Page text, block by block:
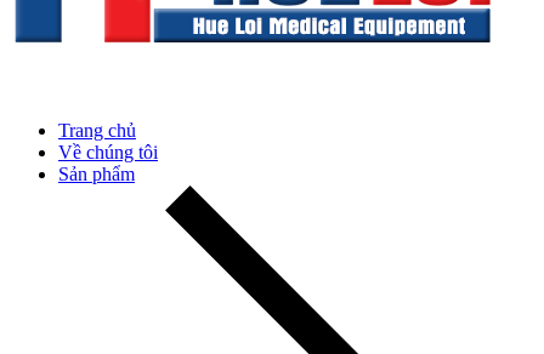
Trang chủ
Về chúng tôi
Sản phẩm